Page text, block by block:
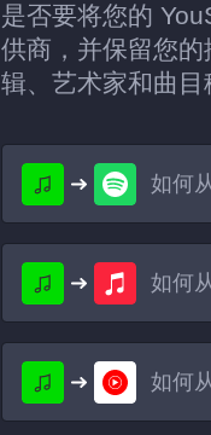
是否要将您的
供商，并保留您
辑、艺术家和曲目
如何
如何
如何